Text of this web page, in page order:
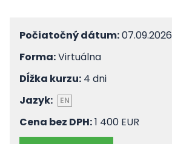
Počiatočný dátum:07.09.2026
Forma:Virtuálna
Dĺžka kurzu: 4 dni
Jazyk:
EN
Cena bez DPH:1 400 EUR